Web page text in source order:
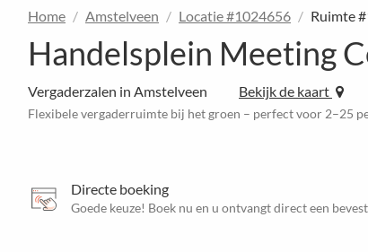
Home Amstelveen Locatie #1024656 Ruimte
Handelsplein Meeting
Vergaderzalen in Amstelveen Bekijk de kaart
Flexibele vergaderruimte bij het groen – perfect voor 2–25
Directe boeking
Goede keuze! Boek nu en u ontvangt direct een